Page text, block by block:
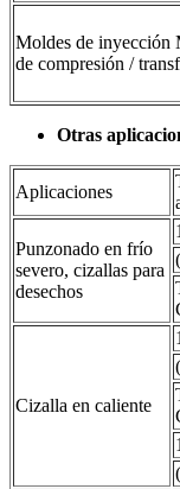
Moldes de inyección
de compresión /
Otras
Aplicaciones
Punzonado en frío
severo, cizallas para
desechos
Cizalla en caliente